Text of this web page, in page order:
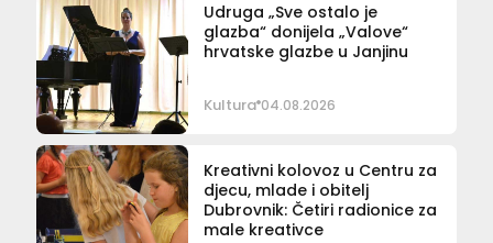
Udruga „Sve ostalo je
glazba“ donijela „Valove“
hrvatske glazbe u Janjinu
Kultura 04.08.2026
Kreativni kolovoz u Centru za
djecu, mlade i obitelj
Dubrovnik: Četiri radionice za
male kreativce